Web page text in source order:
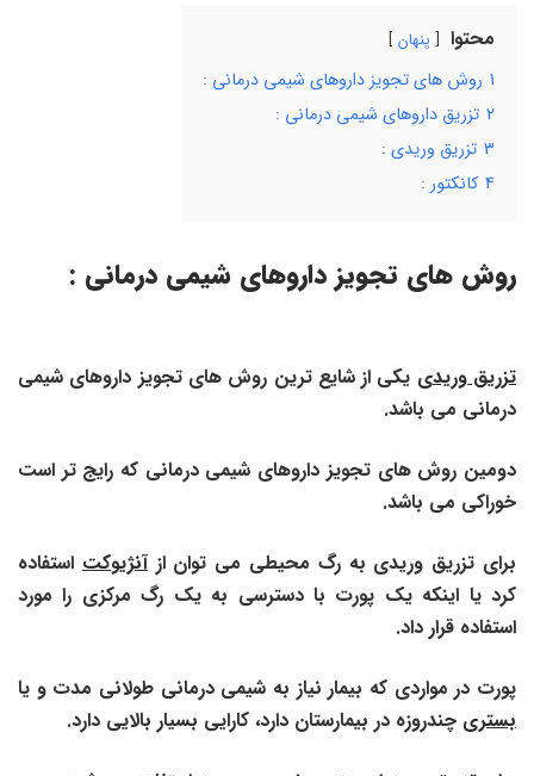
محتوا پنهان
1 روش های تجویز داروهای شیمی درمانی :
2 تزریق داروهای شیمی درمانی :
3 تزریق وریدی :
4 کانکتور :
روش های تجویز داروهای شیمی درمانی :
تزریق وریدی یکی از شایع ترین روش های تجویز داروهای شیمی
درمانی می باشد.
دومین روش های تجویز داروهای شیمی درمانی که رایج تر است
خوراکی می باشد.
برای تزریق وریدی به رگ محیطی می توان ازآنژیوکتاستفاده
کرد یا اینکه یک پورت با دسترسی به یک رگ مرکزی را مورد
استفاده قرار داد.
پورت در مواردی که بیمار نیاز به شیمی درمانی طولانی مدت و یا
بستری چندروزه در بیمارستان دارد، کارایی بسیار بالایی دارد.